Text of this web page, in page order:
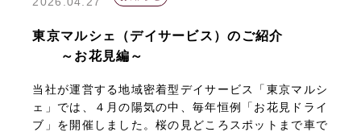
東京マルシェ（デイサービス）のご紹介
～お花見編～
当社が運営する地域密着型デイサービス「東京マルシ
ェ」では、４月の陽気の中、毎年恒例「お花見ドライ
ブ」を開催しました。桜の見どころスポットまで車で